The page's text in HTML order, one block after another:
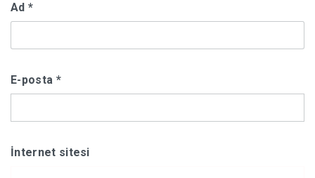
Ad *
E-posta *
İnternet sitesi